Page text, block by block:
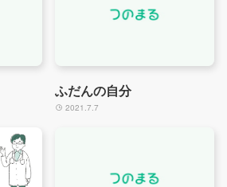
ふだんの自分
2021.7.7